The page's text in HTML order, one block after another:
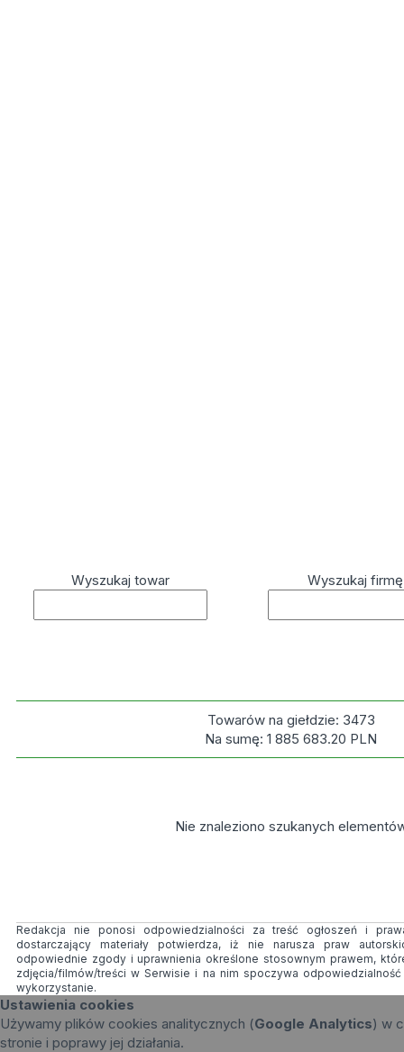
Wyszukaj towar Wyszukaj firmę
Towarów na giełdzie: 3473
Na sumę:1 885 683.20 PLN
Nie znaleziono szukanych
Redakcja nie ponosi odpowiedzialności za treść ogłoszeń i
dostarczający materiały potwierdza, iż nie narusza praw
odpowiednie zgody i uprawnienia określone stosownym prawem,
zdjęcia/filmów/treści w Serwisie i na nim spoczywa
wykorzystanie.
Ustawienia cookies
Używamy plików cookies analitycznych (Google Analytics) w
stronie i poprawy jej działania.